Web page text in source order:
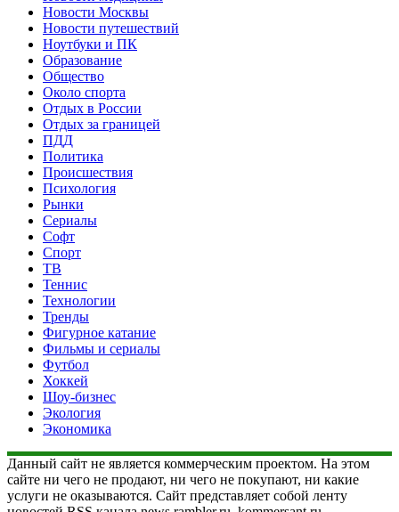
Новости Москвы
Новости путешествий
Ноутбуки и ПК
Образование
Общество
Около спорта
Отдых в России
Отдых за границей
ПДД
Политика
Происшествия
Психология
Рынки
Сериалы
Софт
Спорт
ТВ
Теннис
Технологии
Тренды
Фигурное катание
Фильмы и сериалы
Футбол
Хоккей
Шоу-бизнес
Экология
Экономика
Данный сайт не является коммерческим проектом. На этом
сайте ни чего не продают, ни чего не покупают, ни какие
услуги не оказываются. Сайт представляет собой ленту